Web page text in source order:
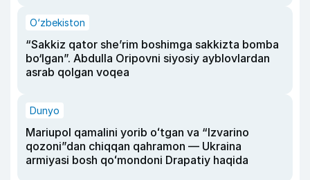
O‘zbekiston
“Sakkiz qator she’rim boshimga sakkizta bomba
bo‘lgan”. Abdulla Oripovni siyosiy ayblovlardan
asrab qolgan voqea
Dunyo
Mariupol qamalini yorib oʻtgan va “Izvarino
qozoni”dan chiqqan qahramon — Ukraina
armiyasi bosh qoʻmondoni Drapatiy haqida